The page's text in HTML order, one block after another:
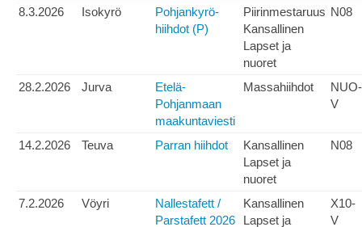
8.3.2026 Isokyrö
Pohjankyrö-
hiihdot (P)
Piirinmestaruus
Kansallinen
Lapset ja
nuoret
N08
28.2.2026 Jurva
Etelä-
Pohjanmaan
maakuntaviesti
Massahiihdot
NUO-
V
14.2.2026 Teuva Parran hiihdot
Kansallinen
Lapset ja
nuoret
N08
7.2.2026 Vöyri
Nallestafett /
Parstafett 2026
Kansallinen
Lapset ja
X10-
V